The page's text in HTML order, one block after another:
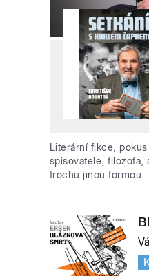
Literární fikce,
spisovatele, filozofa,
trochu jinou formou.